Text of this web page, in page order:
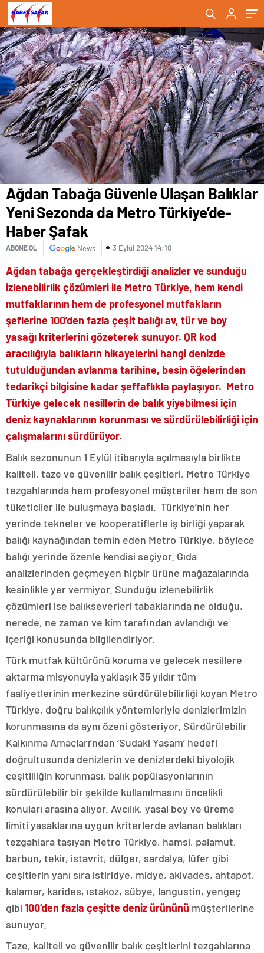
Ağdan Tabağa Güvenle Ulaşan Balıklar
Yeni Sezonda da Metro Türkiye’de-
Haber Şafak
ABONE OL News 3 Eylül 2024 14:10
Ağdan tabağa gerçekleştirdiği analizler ve sunduğu
izlenebilirlik çözümleri ile Metro Türkiye, hem kendi
mutfaklarının hem de profesyonel mutfakların
şeflerine 100’den fazla çeşit balığı av, tür ve boy
yasağı kriterlerini gözeterek sunuyor. QR kod
aracılığıyla balıkların hikayelerini hangi denizde
tutulduğundan avlanma tarihine, besin öğelerinden
tedarikçi bilgisine kadar şeffaflıkla paylaşıyor. Metro
Türkiye gelecek nesillerin de balık yiyebilmesi için
deniz kaynaklarının korunması ve sürdürülebilirliği için
çalışmalarını sürdürüyor.
Balık sezonunun 1 Eylül itibarıyla açılmasıyla birlikte
kaliteli, taze ve güvenilir balık çeşitleri, Metro Türkiye
tezgahlarında hem profesyonel müşteriler hem de son
tüketiciler ile buluşmaya başladı. Türkiye’nin her
yerinde tekneler ve kooperatiflerle iş birliği yaparak
balığı kaynağından temin eden Metro Türkiye, böylece
balığı yerinde özenle kendisi seçiyor. Gıda
analizlerinden geçmeyen hiçbir ürüne mağazalarında
kesinlikle yer vermiyor. Sunduğu izlenebilirlik
çözümleri ise balıkseverleri tabaklarında ne olduğu,
nerede, ne zaman ve kim tarafından avlandığı ve
içeriği konusunda bilgilendiriyor.
Türk mutfak kültürünü koruma ve gelecek nesillere
aktarma misyonuyla yaklaşık 35 yıldır tüm
faaliyetlerinin merkezine sürdürülebilirliği koyan Metro
Türkiye, doğru balıkçılık yöntemleriyle denizlerimizin
korunmasına da aynı özeni gösteriyor. Sürdürülebilir
Kalkınma Amaçları’ndan ‘Sudaki Yaşam’ hedefi
doğrultusunda denizlerin ve denizlerdeki biyolojik
çeşitliliğin korunması, balık popülasyonlarının
sürdürülebilir bir şekilde kullanılmasını öncelikli
konuları arasına alıyor. Avcılık, yasal boy ve üreme
limiti yasaklarına uygun kriterlerde avlanan balıkları
tezgahlara taşıyan Metro Türkiye, hamsi, palamut,
barbun, tekir, istavrit, dülger, sardalya, lüfer gibi
çeşitlerin yanı sıra istiridye, midye, akivades, ahtapot,
kalamar, karides, ıstakoz, sübye, langustin, yengeç
gibi 100’den fazla çeşitte deniz ürününü müşterilerine
sunuyor.
Taze, kaliteli ve güvenilir balık çeşitlerini tezgahlarına